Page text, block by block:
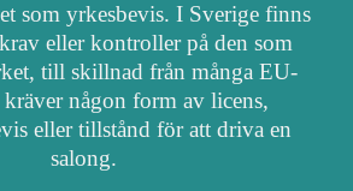
som yrkesbevis. I Sverige finns
eller kontroller på den som
till skillnad från många EU-
någon form av licens,
eller tillstånd för att driva en
salong.